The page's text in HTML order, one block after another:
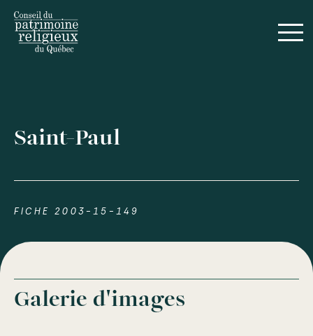
Saint-Paul
FICHE 2003-15-149
Galerie d'images